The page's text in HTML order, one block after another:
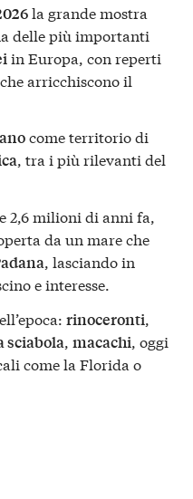
la grande mostra
delle più importanti
in Europa, con reperti
arricchiscono il
come territorio di
, tra i più rilevanti del
2,6 milioni di anni fa,
da un mare che
, lasciando in
e interesse.
rinoceronti,
sciabola, macachi, oggi
come la Florida o